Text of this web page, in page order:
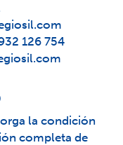
126 754
la condición
completa de